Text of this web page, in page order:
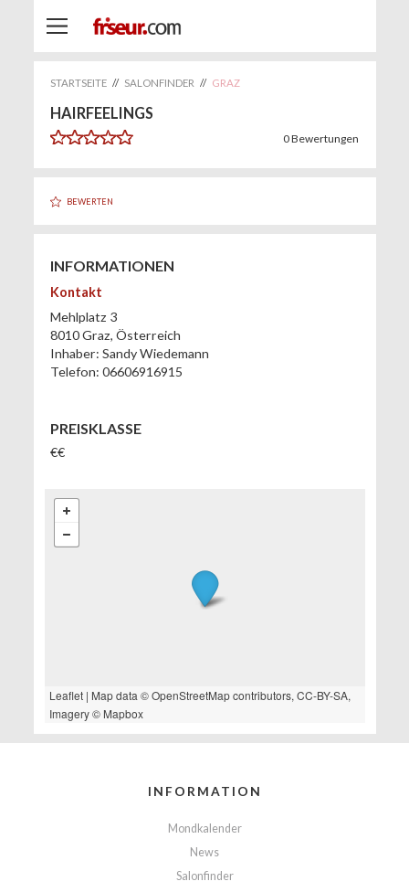
STARTSEITE // SALONFINDER // GRAZ
HAIRFEELINGS
0Bewertungen
BEWERTEN
INFORMATIONEN
Kontakt
Mehlplatz 3
8010Graz, Österreich
Inhaber: Sandy Wiedemann
Telefon: 06606916915
PREISKLASSE
€€
Leaflet| Map data ©OpenStreetMapcontributors, CC-BY-SA,
Imagery © Mapbox
INFORMATION
Mondkalender
News
Salonfinder